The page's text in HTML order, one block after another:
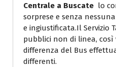
Centrale a Buscate lo
sorprese e senza
e ingiustificata.Il Servizio
pubblici non di linea, così
differenza del Bus
differenti.